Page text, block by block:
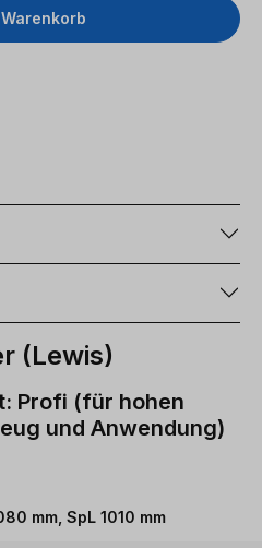
(Lewis)
Profi (für hohen
und Anwendung)
mm, SpL 1010 mm